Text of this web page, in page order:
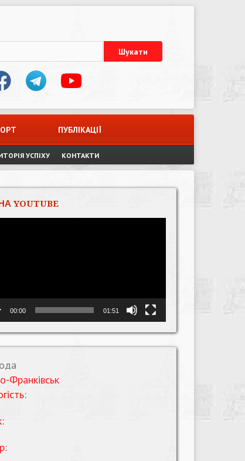
ПУБЛІКАЦІЇ
УСПІХУ КОНТАКТИ
YOUTUBE
00:00 01:51
Франківськ